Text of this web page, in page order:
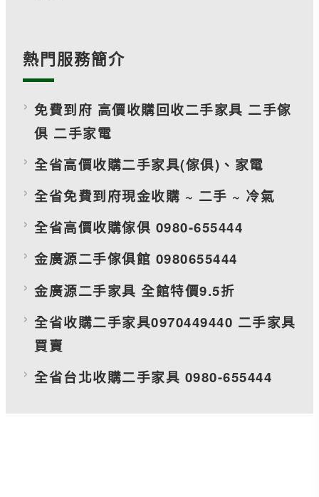
熱門服務簡介
免費到府 高價收購回收二手家具 二手傢
俱 二手家電
全省高價收購二手家具(傢俱)、家電
全省免費到府現金收購 ~ 二手 ~ 冷氣
全省高價收購傢俱 0980-655444
金廣源二手傢俱館 0980655444
金廣源二手家具 全館特價9.5折
全省收購二手家具0970449440 二手家具
買賣
全省台北收購二手家具 0980-655444